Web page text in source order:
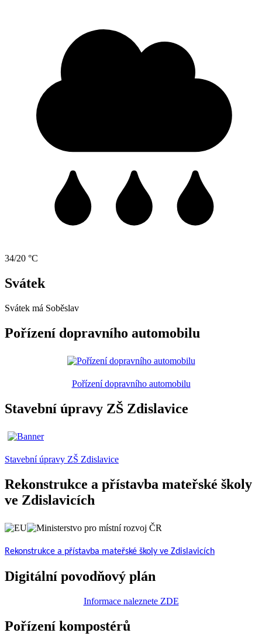
34/20 °C
Svátek
Svátek má Soběslav
Pořízení dopravního automobilu
Pořízení dopravního automobilu
Stavební úpravy ZŠ Zdislavice
Stavební úpravy ZŠ Zdislavice
Rekonstrukce a přístavba mateřské školy
ve Zdislavicích
Rekonstrukce a přístavba mateřské školy ve Zdislavicích
Digitální povodňový plán
Informace naleznete ZDE
Pořízení kompostérů